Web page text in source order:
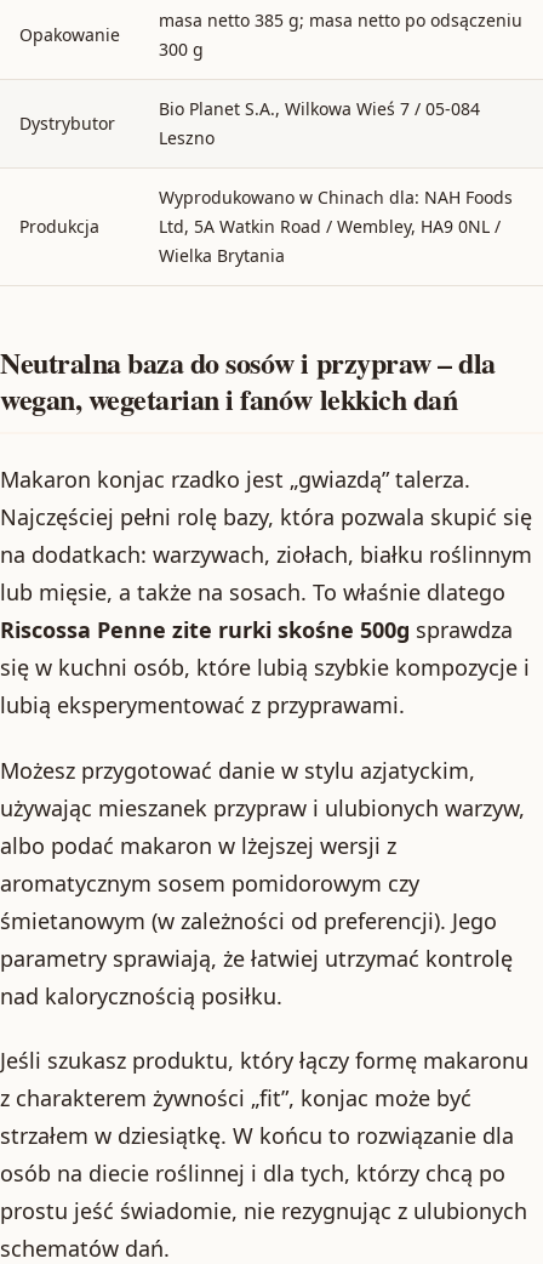
Opakowanie
masa netto 385 g; masa netto po odsączeniu
300 g
Dystrybutor
Bio Planet S.A., Wilkowa Wieś 7 / 05-084
Leszno
Produkcja
Wyprodukowano w Chinach dla: NAH Foods
Ltd, 5A Watkin Road / Wembley, HA9 0NL /
Wielka Brytania
Neutralna baza do sosów i przypraw – dla
wegan, wegetarian i fanów lekkich dań
Makaron konjac rzadko jest „gwiazdą” talerza.
Najczęściej pełni rolę bazy, która pozwala skupić się
na dodatkach: warzywach, ziołach, białku roślinnym
lub mięsie, a także na sosach. To właśnie dlatego
Riscossa Penne zite rurki skośne 500g sprawdza
się w kuchni osób, które lubią szybkie kompozycje i
lubią eksperymentować z przyprawami.
Możesz przygotować danie w stylu azjatyckim,
używając mieszanek przypraw i ulubionych warzyw,
albo podać makaron w lżejszej wersji z
aromatycznym sosem pomidorowym czy
śmietanowym (w zależności od preferencji). Jego
parametry sprawiają, że łatwiej utrzymać kontrolę
nad kalorycznością posiłku.
Jeśli szukasz produktu, który łączy formę makaronu
z charakterem żywności „fit”, konjac może być
strzałem w dziesiątkę. W końcu to rozwiązanie dla
osób na diecie roślinnej i dla tych, którzy chcą po
prostu jeść świadomie, nie rezygnując z ulubionych
schematów dań.